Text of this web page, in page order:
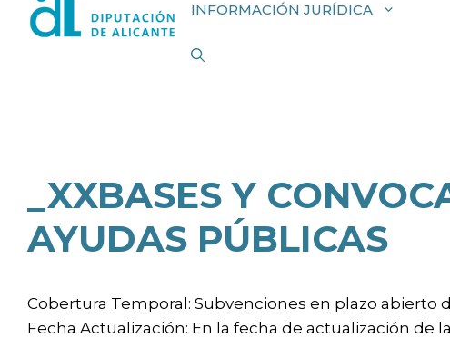
INFORMACIÓN JURÍDICA
_XXBASES Y
AYUDAS PÚBLICAS
Cobertura Temporal: Subvenciones en plazo abierto
Fecha Actualización: En la fecha de actualización de